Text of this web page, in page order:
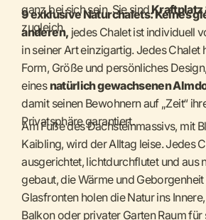
ganz bei sich sein. Sie sindKraftplatz
zugleich.
9 exklusive Naturchalets: Keines
anderen, jedes Chalet ist individuell
in seiner Art einzigartig. Jedes Chalet
Form, Größe und persönliches
eines natürlich gewachsenen
damit seinen Bewohnern auf „Zeit“
Privatsphäre garantiert.
Am Fuße des Dachsteinmassivs, mit
Kaibling, wird der Alltag leise. Jedes
ausgerichtet, lichtdurchflutet und aus
gebaut, die Wärme und
Glasfronten holen die Natur ins
Balkon oder privater Garten Raum